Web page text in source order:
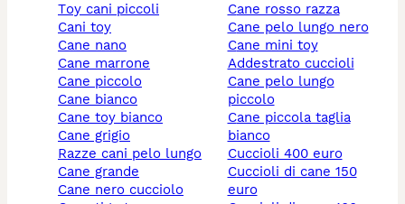
toy cani piccoli
cani toy
cane nano
cane marrone
cane piccolo
cane bianco
cane toy bianco
cane grigio
razze cani pelo lungo
cane grande
cane nero cucciolo
cane rosso razza
cane pelo lungo nero
cane mini toy
addestrato cuccioli
cane pelo lungo
piccolo
cane piccola taglia
bianco
cuccioli 400 euro
cuccioli di cane 150
euro